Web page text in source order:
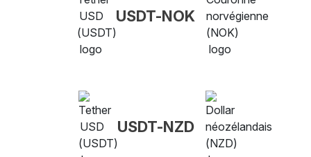
USDT-NOK
USDT-NZD